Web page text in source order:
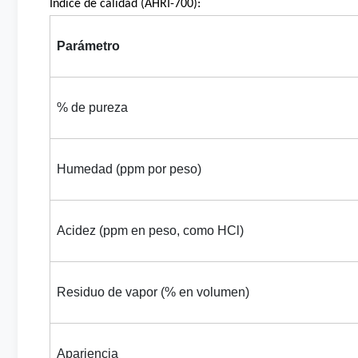
Índice de calidad (AHRI-700):
Parámetro
% de pureza
Humedad (ppm por peso)
Acidez (ppm en peso, como HCl)
Residuo de vapor (% en volumen)
Apariencia